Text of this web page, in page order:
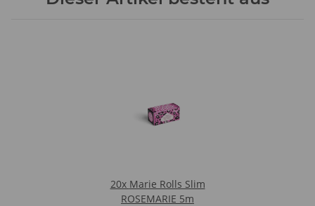
20x Marie Rolls Slim
ROSEMARIE 5m